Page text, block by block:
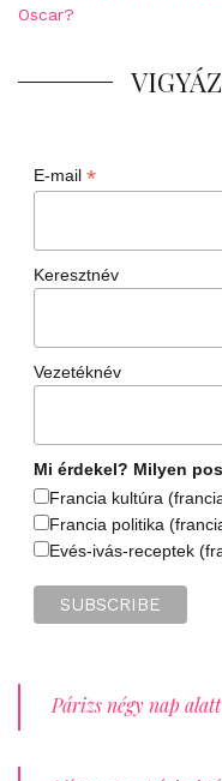
Oscar?
E-mail *
Keresztnév
Vezetéknév
Mi érdekel? Milyen
Francia kultúra
Francia politika
Evés-ivás-receptek
Párizs négy nap